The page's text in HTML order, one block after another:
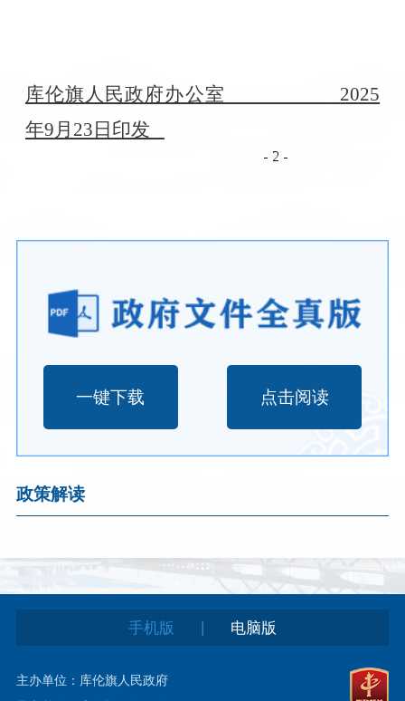
库伦旗人民政府办公室
2025
年9月 23 日印发
一键下载 点击阅读
政策解读
手机版 电脑版
主办单位：库伦旗人民政府